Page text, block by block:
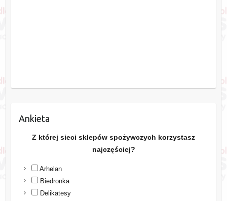
Ankieta
Z której sieci sklepów spożywczych korzystasz
najczęściej?
Arhelan
Biedronka
Delikatesy